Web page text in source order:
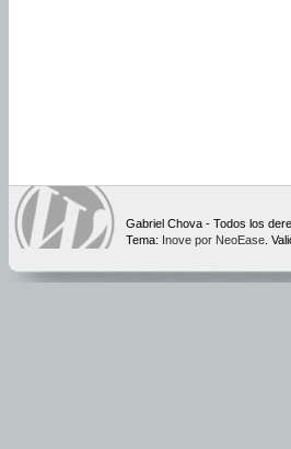
Gabriel Chova - Todos los
Tema: Inove por NeoEase .